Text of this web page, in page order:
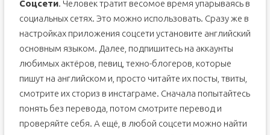
Соцсети. Человек тратит весомое время упарываясь в
социальных сетях. Это можно использовать. Сразу же в
настройках приложения соцсети установите английский
основным языком. Далее, подпишитесь на аккаунты
любимых актёров, певиц, техно-блогеров, которые
пишут на английском и, просто читайте их посты, твиты,
смотрите их сториз в инстаграме. Сначала попытайтесь
понять без перевода, потом смотрите перевод и
проверяйте себя. А ещё, в любой соцсети можно найти